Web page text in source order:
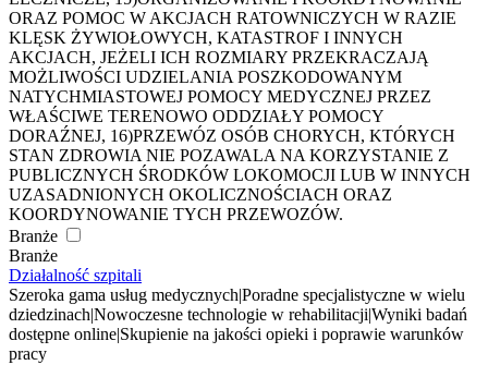
ORAZ POMOC W AKCJACH RATOWNICZYCH W RAZIE
KLĘSK ŻYWIOŁOWYCH, KATASTROF I INNYCH
AKCJACH, JEŻELI ICH ROZMIARY PRZEKRACZAJĄ
MOŻLIWOŚCI UDZIELANIA POSZKODOWANYM
NATYCHMIASTOWEJ POMOCY MEDYCZNEJ PRZEZ
WŁAŚCIWE TERENOWO ODDZIAŁY POMOCY
DORAŹNEJ, 16)PRZEWÓZ OSÓB CHORYCH, KTÓRYCH
STAN ZDROWIA NIE POZAWALA NA KORZYSTANIE Z
PUBLICZNYCH ŚRODKÓW LOKOMOCJI LUB W INNYCH
UZASADNIONYCH OKOLICZNOŚCIACH ORAZ
KOORDYNOWANIE TYCH PRZEWOZÓW.
Branże
Branże
Działalność szpitali
Szeroka gama usług medycznychPoradne specjalistyczne w wielu
dziedzinachNowoczesne technologie w rehabilitacjiWyniki badań
dostępne online Skupienie na jakości opieki i poprawie warunków
pracy